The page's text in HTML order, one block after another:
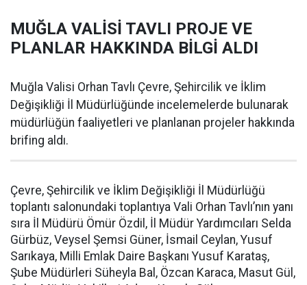
MUĞLA VALİSİ TAVLI PROJE VE
PLANLAR HAKKINDA BİLGİ ALDI
Muğla Valisi Orhan Tavlı Çevre, Şehircilik ve İklim
Değişikliği İl Müdürlüğünde incelemelerde bulunarak
müdürlüğün faaliyetleri ve planlanan projeler hakkında
brifing aldı.
Çevre, Şehircilik ve İklim Değişikliği İl Müdürlüğü
toplantı salonundaki toplantıya Vali Orhan Tavlı’nın yanı
sıra İl Müdürü Ömür Özdil, İl Müdür Yardımcıları Selda
Gürbüz, Veysel Şemsi Güner, İsmail Ceylan, Yusuf
Sarıkaya, Milli Emlak Daire Başkanı Yusuf Karataş,
Şube Müdürleri Süheyla Bal, Özcan Karaca, Masut Gül,